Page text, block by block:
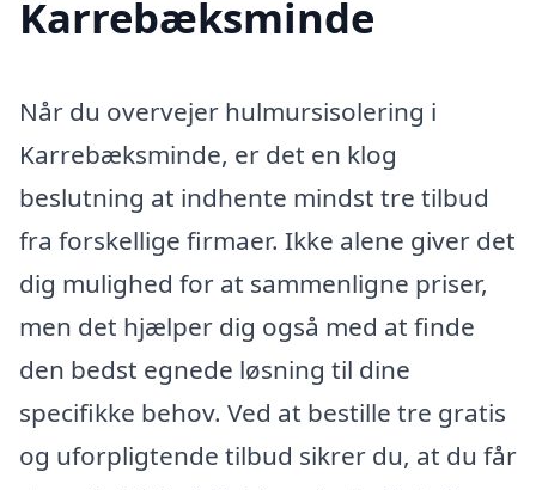
Karrebæksminde
Når du overvejer hulmursisolering i
Karrebæksminde, er det en klog
beslutning at indhente mindst tre tilbud
fra forskellige firmaer. Ikke alene giver det
dig mulighed for at sammenligne priser,
men det hjælper dig også med at finde
den bedst egnede løsning til dine
specifikke behov. Ved at bestille tre gratis
og uforpligtende tilbud sikrer du, at du får